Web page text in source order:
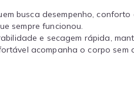
busca desempenho,
sempre funcionou.
e secagem rápida,
acompanha o corpo sem